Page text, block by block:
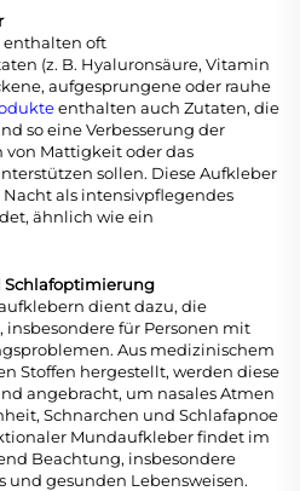
oft
(z. B. Hyaluronsäure, Vitamin
aufgesprungene oder rauhe
enthalten auch Zutaten, die
so eine Verbesserung der
von Mattigkeit oder das
sollen. Diese Aufkleber
als intensivpflegendes
ähnlich wie ein
dient dazu, die
insbesondere für Personen mit
Aus medizinischem
Stoffen hergestellt, werden diese
angebracht, um nasales Atmen
Schnarchen und Schlafapnoe
Mundaufkleber findet im
Beachtung, insbesondere
und gesunden Lebensweisen.